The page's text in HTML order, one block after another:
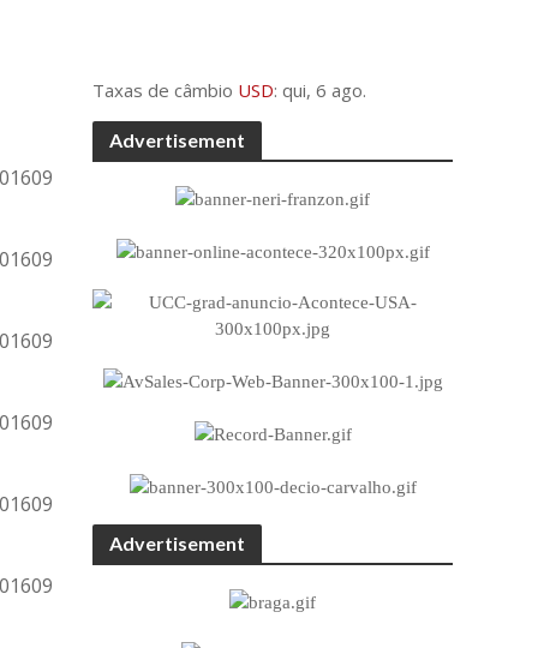
Taxas de câmbio USD: qui, 6 ago.
Advertisement
Advertisement